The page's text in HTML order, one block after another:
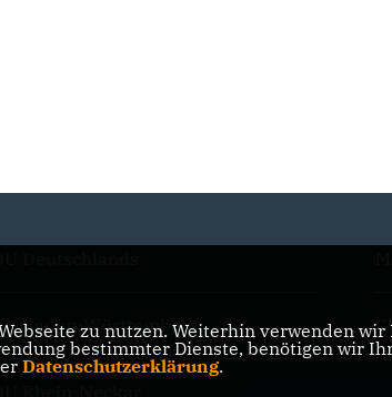
Baden-Württemberg
zu nutzen. Weiterhin verwenden
bestimmter Dienste, benötigen wir
Datenschutzerklärung.